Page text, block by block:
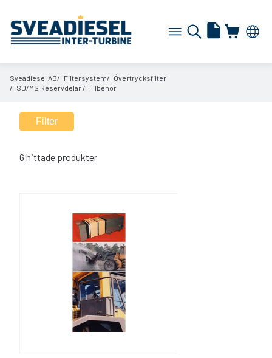
Sveadiesel AB Filtersystem
Övertrycksfilter
SD/MS Reservdelar / Tillbehör
Filter
6 hittade produkter